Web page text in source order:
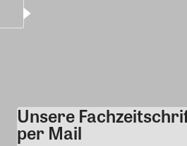
Unsere
per Mail